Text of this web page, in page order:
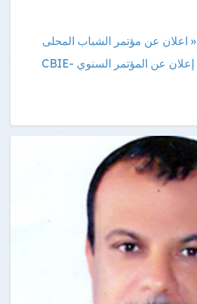
« اعلان عن مؤتمر الشباب المحلى
إعلان عن المؤتمر السنوي CBIE-